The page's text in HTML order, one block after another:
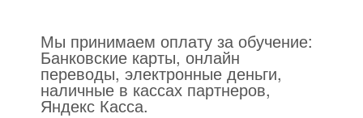
Мы принимаем оплату за обучение:
Банковские карты, онлайн
переводы, электронные деньги,
наличные в кассах партнеров,
Яндекс Касса.